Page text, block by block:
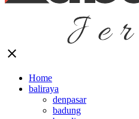
close
Home
baliraya
denpasar
badung